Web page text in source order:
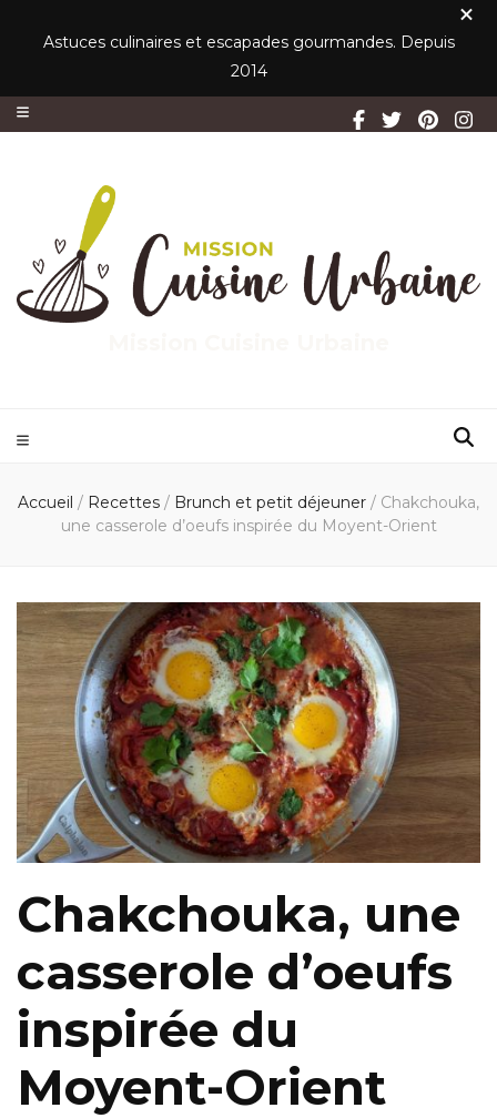
Astuces culinaires et escapades gourmandes. Depuis
2014
Accueil / Recettes / Brunch et petit déjeuner / Chakchouka,
une casserole d’oeufs inspirée du Moyent-Orient
Chakchouka, une
casserole d’oeufs
inspirée du
Moyent-Orient